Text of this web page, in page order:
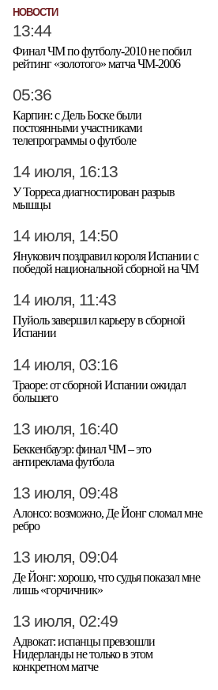
НОВОСТИ
13:44
Финал ЧМ по футболу-2010 не побил
рейтинг «золотого» матча ЧМ-2006
05:36
Карпин: с Дель Боске были
постоянными участниками
телепрограммы о футболе
14 июля, 16:13
У Торреса диагностирован разрыв
мышцы
14 июля, 14:50
Янукович поздравил короля Испании с
победой национальной сборной на ЧМ
14 июля, 11:43
Пуйоль завершил карьеру в сборной
Испании
14 июля, 03:16
Траоре: от сборной Испании ожидал
большего
13 июля, 16:40
Беккенбауэр: финал ЧМ – это
антиреклама футбола
13 июля, 09:48
Алонсо: возможно, Де Йонг сломал мне
ребро
13 июля, 09:04
Де Йонг: хорошо, что судья показал мне
лишь «горчичник»
13 июля, 02:49
Адвокат: испанцы превзошли
Нидерланды не только в этом
конкретном матче